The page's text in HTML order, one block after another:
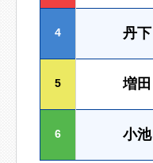
4 丹
5 増
6 小